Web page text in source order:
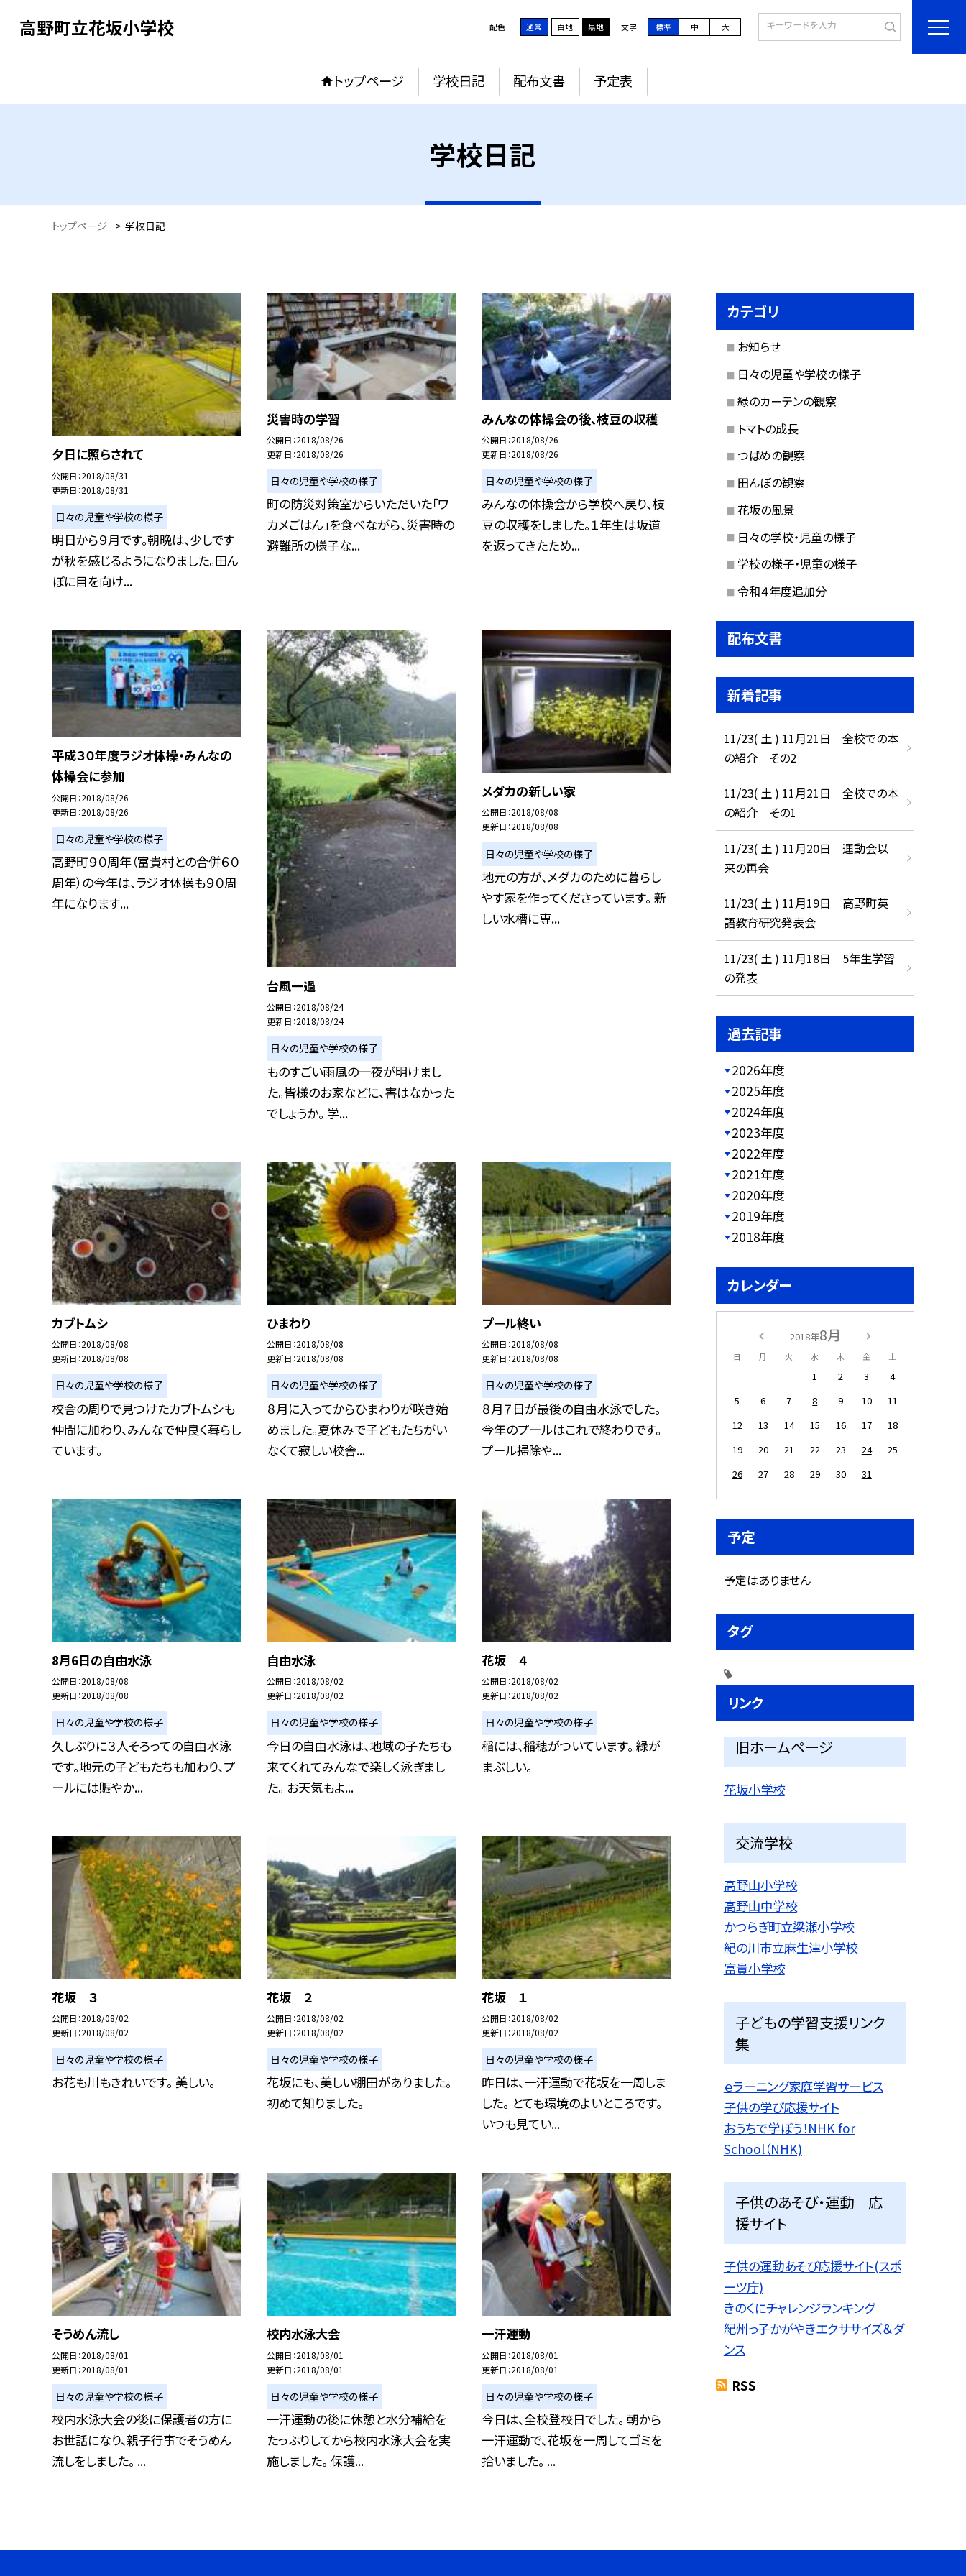
高野町立花坂小学校 配色 通常 白地 黒地 文字 標準 中 大
トップページ 学校日記 配布文書 予定表
学校日記
トップページ > 学校日記
夕日に照らされて
公開日 2018/08/31
更新日 2018/08/31
日々の児童や学校の様子
明日から９月です。朝晩は、少しです
が秋を感じるようになりました。田ん
ぼに目を向け...
災害時の学習
公開日 2018/08/26
更新日 2018/08/26
日々の児童や学校の様子
町の防災対策室からいただいた「ワ
カメごはん」を食べながら、災害時の
避難所の様子な...
みんなの体操会の後、枝豆の収穫
公開日 2018/08/26
更新日 2018/08/26
日々の児童や学校の様子
みんなの体操会から学校へ戻り、枝
豆の収穫をしました。１年生は坂道
を返ってきたため...
平成３０年度ラジオ体操・みんなの
体操会に参加
公開日 2018/08/26
更新日 2018/08/26
日々の児童や学校の様子
高野町９０周年（富貴村との合併６０
周年）の今年は、ラジオ体操も９０周
年になります...
台風一過
公開日 2018/08/24
更新日 2018/08/24
日々の児童や学校の様子
ものすごい雨風の一夜が明けまし
た。皆様のお家などに、害はなかった
でしょうか。 学...
メダカの新しい家
公開日 2018/08/08
更新日 2018/08/08
日々の児童や学校の様子
地元の方が、メダカのために暮らし
やす家を作ってくださっています。 新
しい水槽に専...
カブトムシ
公開日 2018/08/08
更新日 2018/08/08
日々の児童や学校の様子
校舎の周りで見つけたカブトムシも
仲間に加わり、みんなで仲良く暮らし
ています。
ひまわり
公開日 2018/08/08
更新日 2018/08/08
日々の児童や学校の様子
８月に入ってからひまわりが咲き始
めました。夏休みで子どもたちがい
なくて寂しい校舎...
プール終い
公開日 2018/08/08
更新日 2018/08/08
日々の児童や学校の様子
８月７日が最後の自由水泳でした。
今年のプールはこれで終わりです。
プール掃除や...
8月6日の自由水泳
公開日 2018/08/08
更新日 2018/08/08
日々の児童や学校の様子
久しぶりに３人そろっての自由水泳
です。地元の子どもたちも加わり、プ
ールには賑やか...
自由水泳
公開日 2018/08/02
更新日 2018/08/02
日々の児童や学校の様子
今日の自由水泳は、地域の子たちも
来てくれてみんなで楽しく泳ぎまし
た。 お天気もよ...
花坂 ４
公開日 2018/08/02
更新日 2018/08/02
日々の児童や学校の様子
稲には、稲穂がついています。 緑が
まぶしい。
花坂 ３
公開日 2018/08/02
更新日 2018/08/02
日々の児童や学校の様子
お花も川もきれいです。 美しい。
花坂 ２
公開日 2018/08/02
更新日 2018/08/02
日々の児童や学校の様子
花坂にも、美しい棚田がありました。
初めて知りました。
花坂 １
公開日 2018/08/02
更新日 2018/08/02
日々の児童や学校の様子
昨日は、一汗運動で花坂を一周しま
した。 とても環境のよいところです。
いつも見てい...
そうめん流し
公開日 2018/08/01
更新日 2018/08/01
日々の児童や学校の様子
校内水泳大会の後に保護者の方に
お世話になり、親子行事でそうめん
流しをしました。 ...
校内水泳大会
公開日 2018/08/01
更新日 2018/08/01
日々の児童や学校の様子
一汗運動の後に休憩と水分補給を
たっぷりしてから校内水泳大会を実
施しました。 保護...
一汗運動
公開日 2018/08/01
更新日 2018/08/01
日々の児童や学校の様子
今日は、全校登校日でした。 朝から
一汗運動で、花坂を一周してゴミを
拾いました。 ...
カテゴリ
お知らせ
日々の児童や学校の様子
緑のカーテンの観察
トマトの成長
つばめの観察
田んぼの観察
花坂の風景
日々の学校・児童の様子
学校の様子・児童の様子
令和４年度追加分
配布文書
新着記事
11/23( 土 ) 11月21日 全校での本
の紹介 その2
11/23( 土 ) 11月21日 全校での本
の紹介 その1
11/23( 土 ) 11月20日 運動会以
来の再会
11/23( 土 ) 11月19日 高野町英
語教育研究発表会
11/23( 土 ) 11月18日 5年生学習
の発表
過去記事
2026年度
2025年度
2024年度
2023年度
2022年度
2021年度
2020年度
2019年度
2018年度
カレンダー
2018年8月
日 月 火 水 木 金 土
1 2 3
4
5
6 7 8 9 10
11
12
13 14 15 16 17
18
19
20 21 22 23 24
25
26
27 28 29 30 31
予定
予定はありません
タグ
リンク
旧ホームページ
花坂小学校
交流学校
高野山小学校
高野山中学校
かつらぎ町立梁瀬小学校
紀の川市立麻生津小学校
富貴小学校
子どもの学習支援リンク
集
ｅラーニング家庭学習サービス
子供の学び応援サイト
おうちで学ぼう！NHK for
School（NHK)
子供のあそび・運動 応
援サイト
子供の運動あそび応援サイト(スポ
ーツ庁)
きのくにチャレンジランキング
紀州っ子かがやきエクササイズ＆ダ
ンス
RSS